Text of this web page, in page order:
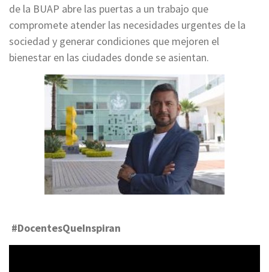
de la BUAP abre las puertas a un trabajo que
compromete atender las necesidades urgentes de la
sociedad y generar condiciones que mejoren el
bienestar en las ciudades donde se asientan.
#DocentesQueInspiran